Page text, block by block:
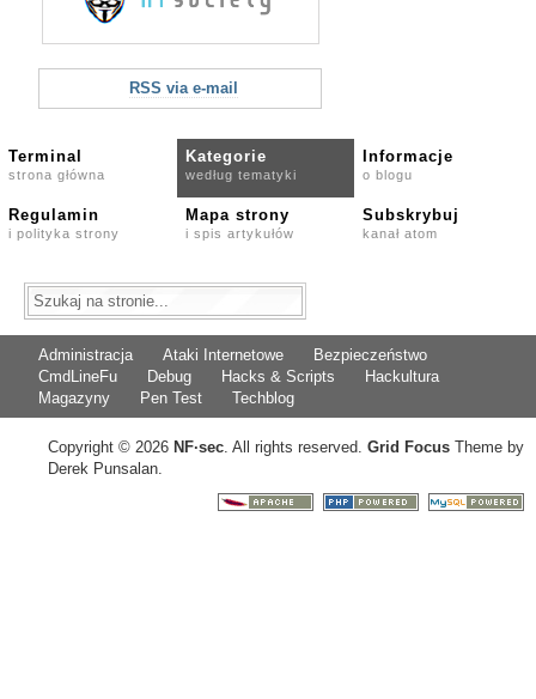
RSS via e-mail
Terminal
strona główna
Kategorie
według tematyki
Informacje
o blogu
Regulamin
i polityka strony
Mapa strony
i spis artykułów
Subskrybuj
kanał atom
Administracja Ataki Internetowe
Bezpieczeństwo
CmdLineFu
Debug Hacks & Scripts
Hackultura
Magazyny
Pen Test Techblog
Copyright © 2026 NF·sec. All rights reserved. Grid Focus Theme by
Derek Punsalan.